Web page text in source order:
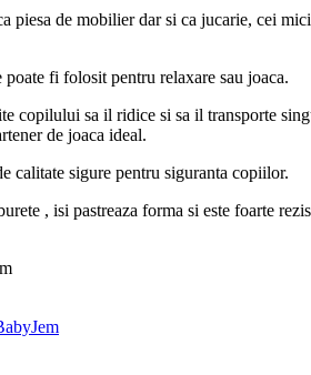
piesa de mobilier dar si ca jucarie, cei
fi folosit pentru relaxare sau joaca.
copilului sa il ridice si sa il transporte
de joaca ideal.
calitate sigure pentru siguranta copiilor.
, isi pastreaza forma si este foarte